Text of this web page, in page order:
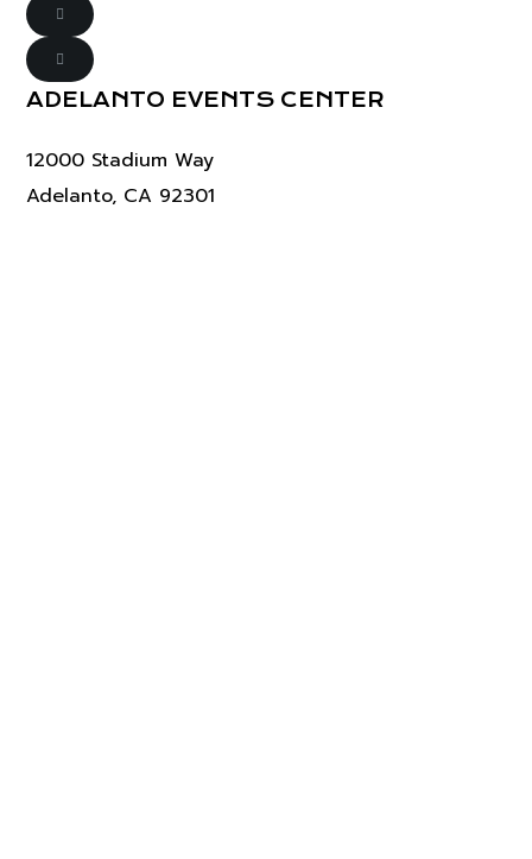
ADELANTO EVENTS CENTER
12000 Stadium Way
Adelanto, CA 92301